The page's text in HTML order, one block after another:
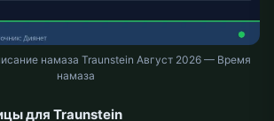
намаза Traunstein Август 2026 — Время
намаза
для Traunstein